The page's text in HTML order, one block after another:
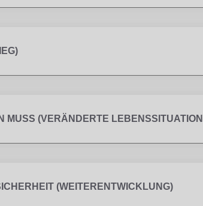
MUSS (VERÄNDERTE
(WEITERENTWICKLUNG)